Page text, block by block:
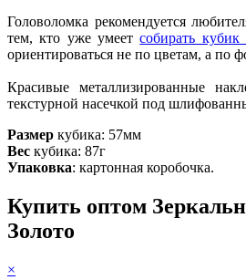
Головоломка рекомендуется
тем, кто уже умеетсобирать кубик
ориентироваться не по цветам, а по
Красивые металлизированные
текстурной насечкой под
Размер кубика: 57мм
Вес кубика: 87г
Упаковка: картонная коробочка.
Купить оптом
Золото
×